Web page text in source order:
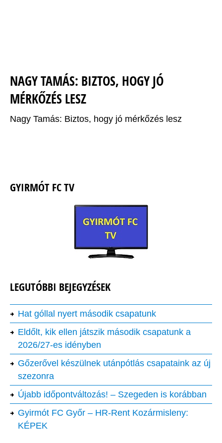
NAGY TAMÁS: BIZTOS, HOGY JÓ
MÉRKŐZÉS LESZ
Nagy Tamás: Biztos, hogy jó mérkőzés lesz
GYIRMÓT FC TV
LEGUTÓBBI BEJEGYZÉSEK
Hat góllal nyert második csapatunk
Eldőlt, kik ellen játszik második csapatunk a
2026/27-es idényben
Gőzerővel készülnek utánpótlás csapataink az új
szezonra
Újabb időpontváltozás! – Szegeden is korábban
Gyirmót FC Győr – HR-Rent Kozármisleny:
KÉPEK